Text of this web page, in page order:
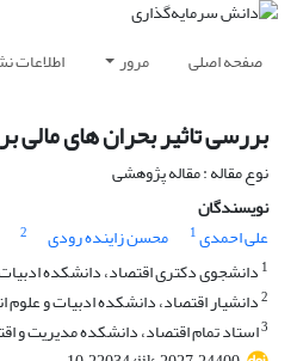
صفحه اصلی مرور اطلاعات
بررسی تاثیر بحران های
نوع مقاله : مقاله پژوهشی
نویسندگان
علی احمدی1 محسن زاینده رودی 2
1 دانشجوی دکتری اقتصاد، دانشکده ادبیات
2دانشیار اقتصاد، دانشکده ادبیات و علوم
3استاد تمام اقتصاد، دانشکده مدیریت و